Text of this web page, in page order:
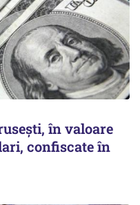
în valoare
confiscate în